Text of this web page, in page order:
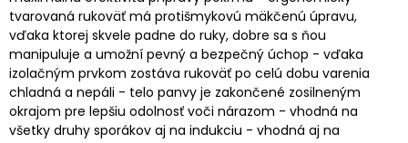
tvarovaná rukoväť má protišmykovú mäkčenú úpravu,
vďaka ktorej skvele padne do ruky, dobre sa s ňou
manipuluje a umožní pevný a bezpečný úchop - vďaka
izolačným prvkom zostáva rukoväť po celú dobu varenia
chladná a nepáli - telo panvy je zakončené zosilneným
okrajom pre lepšiu odolnosť voči nárazom - vhodná na
všetky druhy sporákov aj na indukciu - vhodná aj na